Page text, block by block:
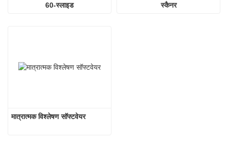
60-स्लाइड
स्कैनर
मात्रात्मक विश्लेषण सॉफ्टवेयर